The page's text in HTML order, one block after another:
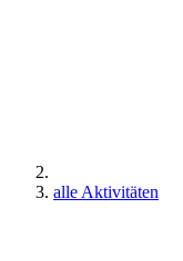
alle Aktivitäten